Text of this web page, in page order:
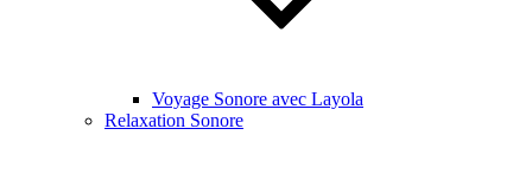
Voyage Sonore avec Layola
Relaxation Sonore